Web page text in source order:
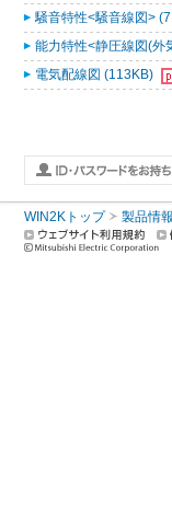
騒音特性<騒音線図>
能力特性<静圧線図(外
電気配線図 (113KB)
WIN2Kトップ 製品情報